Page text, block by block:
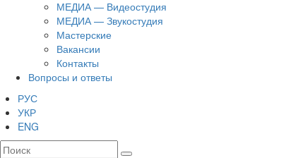
МЕДИА — Видеостудия
МЕДИА — Звукостудия
Мастерские
Вакансии
Контакты
Вопросы и ответы
РУС
УКР
ENG